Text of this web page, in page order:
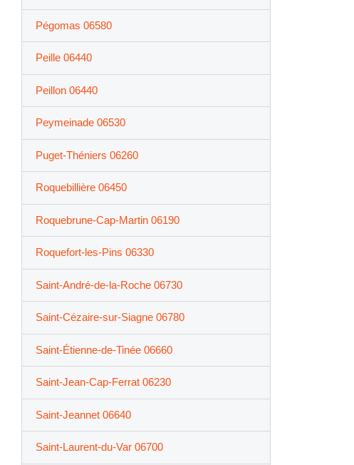
Pégomas 06580
Peille 06440
Peillon 06440
Peymeinade 06530
Puget-Théniers 06260
Roquebillière 06450
Roquebrune-Cap-Martin 06190
Roquefort-les-Pins 06330
Saint-André-de-la-Roche 06730
Saint-Cézaire-sur-Siagne 06780
Saint-Étienne-de-Tinée 06660
Saint-Jean-Cap-Ferrat 06230
Saint-Jeannet 06640
Saint-Laurent-du-Var 06700